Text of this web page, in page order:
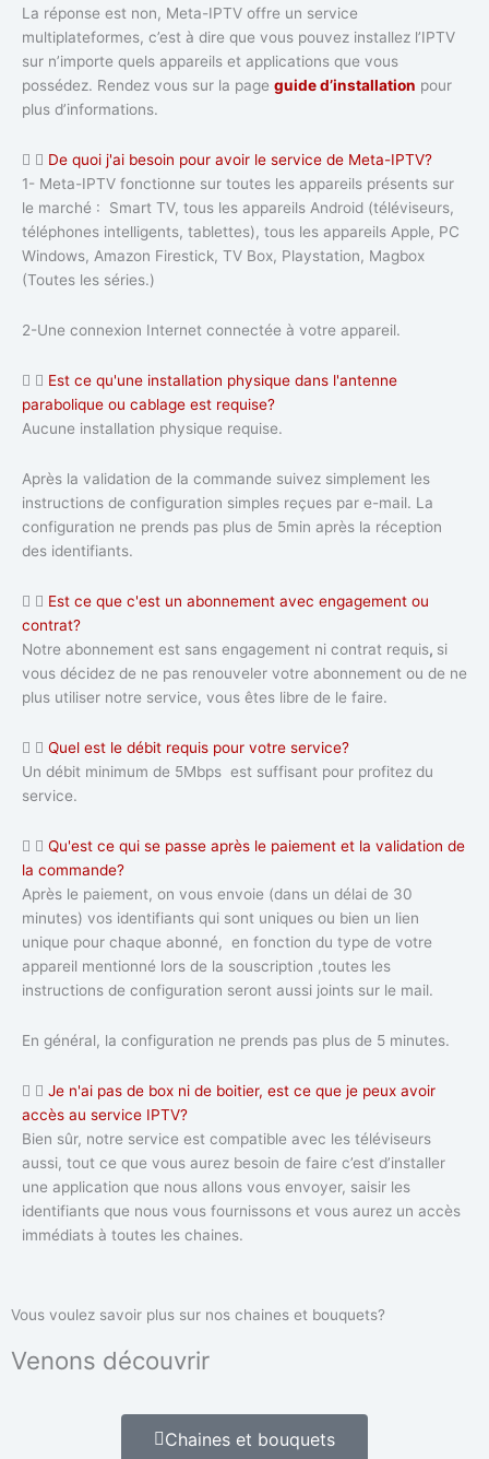
La réponse est non, Meta-IPTV offre un service
multiplateformes, c’est à dire que vous pouvez installez l’IPTV
sur n’importe quels appareils et applications que vous
possédez. Rendez vous sur la page guide d’installation pour
plus d’informations.
De quoi j'ai besoin pour avoir le service de Meta-IPTV?
1- Meta-IPTV fonctionne sur toutes les appareils présents sur
le marché : Smart TV, tous les appareils Android (téléviseurs,
téléphones intelligents, tablettes), tous les appareils Apple, PC
Windows, Amazon Firestick, TV Box, Playstation, Magbox
(Toutes les séries.)
2-Une connexion Internet connectée à votre appareil.
Est ce qu'une installation physique dans l'antenne
parabolique ou cablage est requise?
Aucune installation physique requise.
Après la validation de la commande suivez simplement les
instructions de configuration simples reçues par e-mail. La
configuration ne prends pas plus de 5min après la réception
des identifiants.
Est ce que c'est un abonnement avec engagement ou
contrat?
Notre abonnement est sans engagement ni contrat requis, si
vous décidez de ne pas renouveler votre abonnement ou de ne
plus utiliser notre service, vous êtes libre de le faire.
Quel est le débit requis pour votre service?
Un débit minimum de 5Mbps est suffisant pour profitez du
service.
Qu'est ce qui se passe après le paiement et la validation de
la commande?
Après le paiement, on vous envoie (dans un délai de 30
minutes) vos identifiants qui sont uniques ou bien un lien
unique pour chaque abonné, en fonction du type de votre
appareil mentionné lors de la souscription ,toutes les
instructions de configuration seront aussi joints sur le mail.
En général, la configuration ne prends pas plus de 5 minutes.
Je n'ai pas de box ni de boitier, est ce que je peux avoir
accès au service IPTV?
Bien sûr, notre service est compatible avec les téléviseurs
aussi, tout ce que vous aurez besoin de faire c’est d’installer
une application que nous allons vous envoyer, saisir les
identifiants que nous vous fournissons et vous aurez un accès
immédiats à toutes les chaines.
Vous voulez savoir plus sur nos chaines et bouquets?
Venons découvrir
Chaines et bouquets